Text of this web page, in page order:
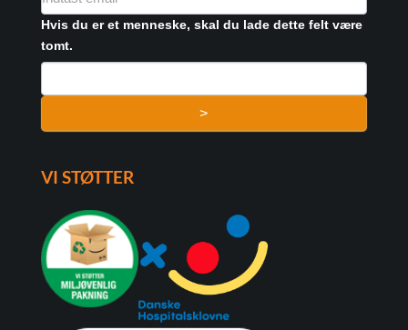
FORMULAR
Hvis du er et menneske, skal du lade dette felt være
tomt.
>
VI STØTTER